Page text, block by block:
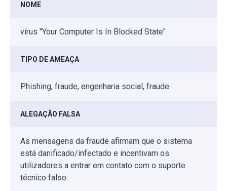
NOME
vírus "Your Computer Is In Blocked State"
TIPO DE AMEAÇA
Phishing, fraude, engenharia social, fraude
ALEGAÇÃO FALSA
As mensagens da fraude afirmam que o sistema
está danificado/infectado e incentivam os
utilizadores a entrar em contato com o suporte
técnico falso.